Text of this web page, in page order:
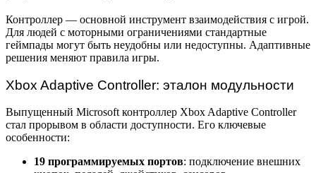
Контроллер — основной инструмент взаимодействия с игрой.
Для людей с моторными ограничениями стандартные
геймпады могут быть неудобны или недоступны. Адаптивные
решения меняют правила игры.
Xbox Adaptive Controller: эталон модульности
Выпущенный Microsoft контроллер Xbox Adaptive Controller
стал прорывом в области доступности. Его ключевые
особенности:
19 программируемых портов: подключение внешних